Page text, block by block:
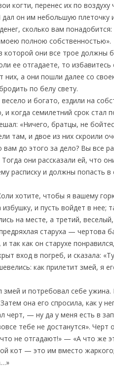
когти, перенес их по
он им небольшую
сколько вам
полною собственностью».
которой они все трое
ее отгадаете, то
них, а они пошли далее со
по белу свету.
и богато, ездили на
когда семилетний срок стал
«Ничего, братцы, не
там, и двое из них скроили
вам до этого за дело? Вы
они рассказали ей, что
расписку и должны попасть
хотите, чтобы я вашему
и пусть войдет в
на месте, а третий,
старуха — чертова
и так как он старухе
вход в погреб, и сказала:
как прилетит змей, я
и потребовал себе
она его спросила, как у
черт, — ну да у меня есть в
тебе не достанутся».
не отгадают!» — «А что же
кот — это им вместо